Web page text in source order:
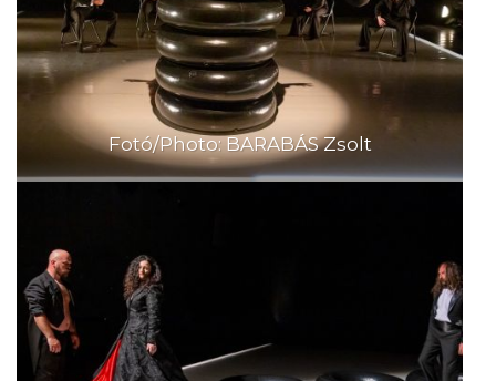
Fotó/Photo: BARABÁS Zsolt